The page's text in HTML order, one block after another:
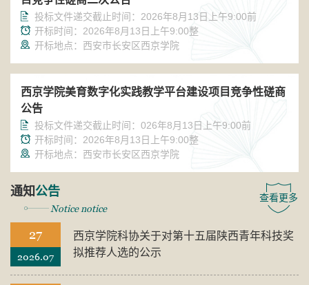
投标文件递交截止时间：2026年8月13日上午9:00前
开标时间：2026年8月13日上午9:00整
开标地点：西安市长安区西京学院
西京学院美育数字化实践教学平台建设项目竞争性磋商
公告
投标文件递交截止时间：026年8月13日上午9:00前
开标时间：2026年8月13日上午9:00整
开标地点：西安市长安区西京学院
通知公告
Notice notice
查看更多
27
2026.07
西京学院科协关于对第十五届陕西青年科技奖
拟推荐人选的公示